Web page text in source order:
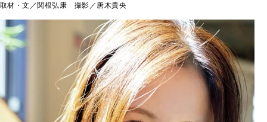
取材・文／関根弘康 撮影／唐木貴央